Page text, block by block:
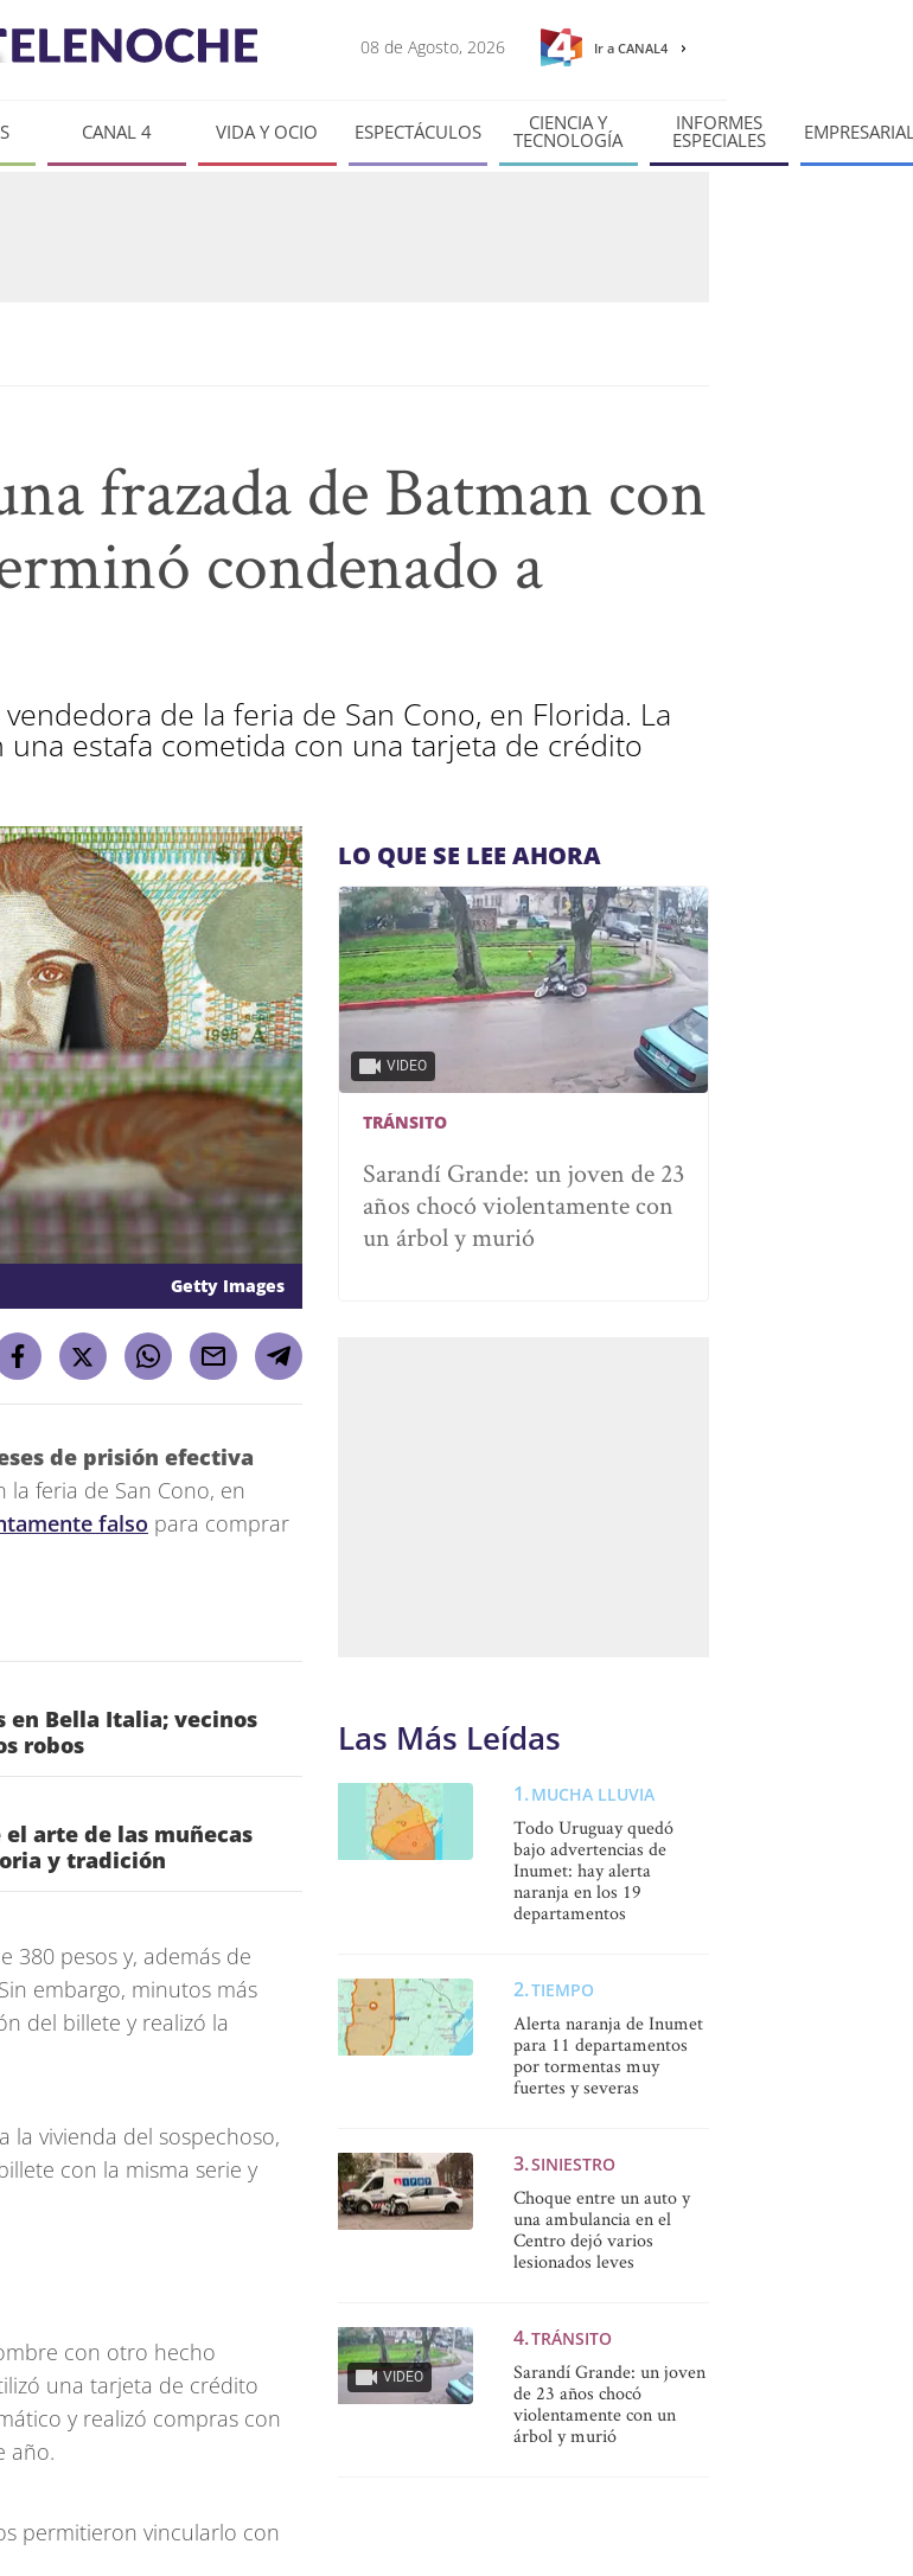
08 de Agosto, 2026 Ir a CANAL4
CANAL 4 VIDA Y OCIO ESPECTÁCULOS CIENCIA Y
TECNOLOGÍA
INFORMES
ESPECIALES
frazada de Batman con
condenado a
de la feria de San Cono, en Florida. La
estafa cometida con una tarjeta de crédito
Getty Images
de prisión efectiva
la feria de San Cono, en
falso para comprar
en Bella Italia; vecinos
robos
arte de las muñecas
y tradición
380 pesos y, además de
embargo, minutos más
del billete y realizó la
la vivienda del sospechoso,
con la misma serie y
con otro hecho
una tarjeta de crédito
y realizó compras con
año.
permitieron vincularlo con
LO QUE SE LEE AHORA
VIDEO
TRÁNSITO
Sarandí Grande: un joven de 23
años chocó violentamente con
un árbol y murió
Las Más Leídas
MUCHA LLUVIA
Todo Uruguay quedó
bajo advertencias de
Inumet: hay alerta
naranja en los 19
departamentos
TIEMPO
Alerta naranja de Inumet
para 11 departamentos
por tormentas muy
fuertes y severas
SINIESTRO
Choque entre un auto y
una ambulancia en el
Centro dejó varios
lesionados leves
VIDEO
TRÁNSITO
Sarandí Grande: un joven
de 23 años chocó
violentamente con un
árbol y murió